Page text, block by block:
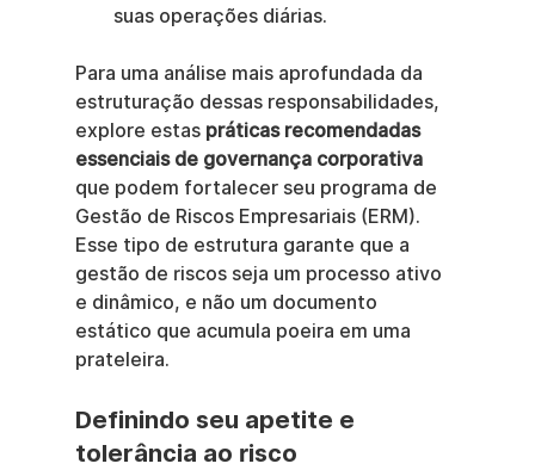
suas operações diárias.
Para uma análise mais aprofundada da
estruturação dessas responsabilidades,
explore estas práticas recomendadas
essenciais de governança corporativa
que podem fortalecer seu programa de
Gestão de Riscos Empresariais (ERM).
Esse tipo de estrutura garante que a
gestão de riscos seja um processo ativo
e dinâmico, e não um documento
estático que acumula poeira em uma
prateleira.
Definindo seu apetite e
tolerância ao risco